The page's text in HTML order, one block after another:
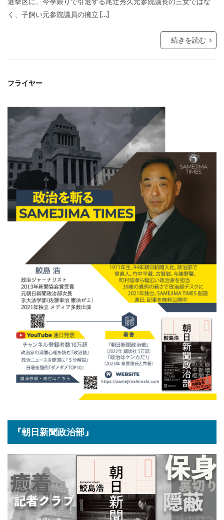
く、子飼い元参院議員の擁立 […]
続きを読む
フライヤー
『朝日新聞政治部』